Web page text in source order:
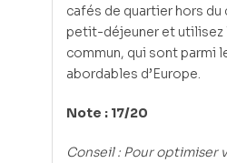
cafés de quartier hors
petit-déjeuner et utilisez
commun, qui sont parmi
abordables d’Europe.
Note : 17/20
Conseil : Pour optimiser